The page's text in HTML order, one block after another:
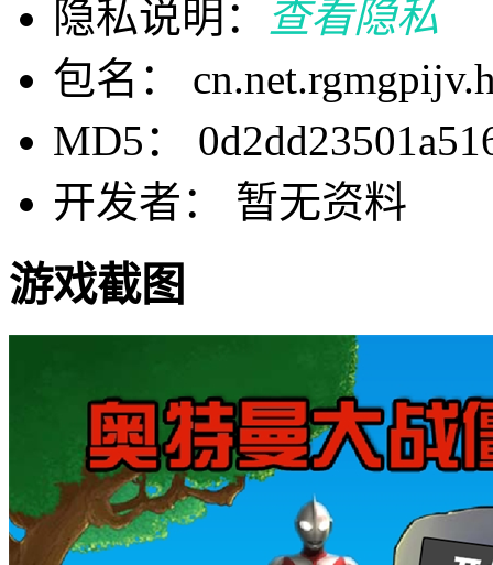
隐私说明：
查看隐私
包名：
MD5：
开发者： 暂无资料
游戏截图